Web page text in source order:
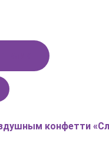
конфетти